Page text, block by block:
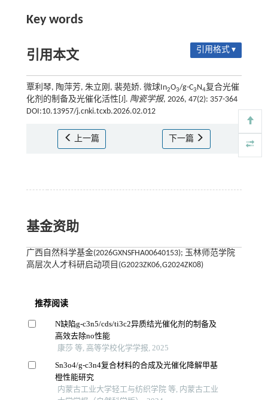
Key words
引用本文 引用格式 ▾
覃利琴, 陶萍芳, 朱立刚, 裴苑娇. 微球In2O3/g-C3N4复合光催
化剂的制备及光催化活性[J]. 陶瓷学报, 2026, 47(2): 357-364
DOI:10.13957/j.cnki.tcxb.2026.02.012
上一篇 下一篇
基金资助
广西自然科学基金(2026GXNSFHA00640153); 玉林师范学院
高层次人才科研启动项目(G2023ZK06,G2024ZK08)